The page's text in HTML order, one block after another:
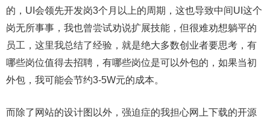
的，UI会领先开发岗3个月以上的周期，这也导致中间UI这个
岗无所事事，我也曾尝试劝说扩展技能，但很难劝想躺平的
员工，这里我总结了经验，就是绝大多数创业者要思考，有
哪些岗位值得去招聘，有哪些岗位是可以外包的，如果当初
外包，我可能会节约3-5W元的成本。
而除了网站的设计图以外，强迫症的我担心网上下载的开源